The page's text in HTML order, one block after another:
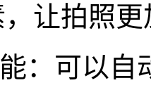
让拍照
：可以